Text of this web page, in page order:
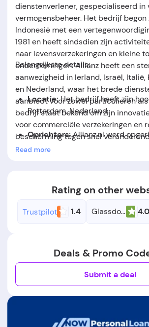
dienstenverlener, gespecialiseerd in
vermogensbeheer. Het bedrijf
Indonesië met een
1981 en heeft sindsdien zijn
naar levensverzekeringen en kleine
ondernemingen. Allianz heeft een
aanwezigheid in Ierland, Israël, Italië,
en Nederland, waar het brede
aanbiedt voor zowel particulieren
bedrijf staat bekend om zijn
voor commerciële verzekeringen en
bescherming tegen snel
Belangrijkste details:
Locatie:Het bedrijf heeft zijn
Rotterdam, Nederland.
Oprichters:Allianz.nl werd
von Thieme, Wilhelm von Finck.
Read more
Rating on other
Trustpilot 1.4 Glassdoor 4.0
Deals & Promo
Submit a deal